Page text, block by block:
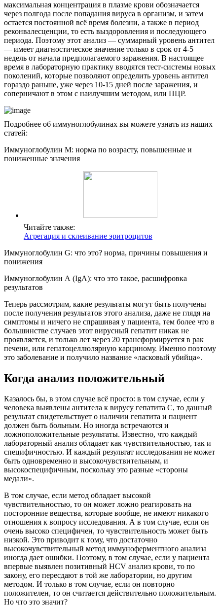
максимальная концентрация в плазме крови обозначается
через полгода после попадания вируса в организм, и затем
остается постоянной всё время болезни, а также в период
реконвалесценции, то есть выздоровления и последующего
периода. Поэтому этот анализ — суммарный уровень антител
— имеет диагностическое значение только в срок от 4-5
недель от начала предполагаемого заражения. В настоящее
время в лабораторную практику вводятся тест-системы новых
поколений, которые позволяют определить уровень антител
гораздо раньше, уже через 10-15 дней после заражения, и
соперничают в этом с наилучшим методом, или ПЦР.
Подробнее об иммуноглобулинах вы можете узнать из наших
статей:
Иммуноглобулин М: норма по возрасту, повышенные и
пониженные значения
Читайте также:
Агрегация и склеивание эритроцитов
Иммуноглобулин G: что это? норма, причины повышения и
понижения
Иммуноглобулин А (IgA): что это такое, расшифровка
результатов
Теперь рассмотрим, какие результаты могут быть получены
после получения результатов этого анализа, даже не глядя на
симптомы и ничего не спрашивая у пациента, тем более что в
большинстве случаев этот вирусный гепатит никак не
проявляется, и только лет через 20 трансформируется в рак
печени, или гепатоцеллюлярную карциному. Именно поэтому
это заболевание и получило название «ласковый убийца».
Когда анализ положительный
Казалось бы, в этом случае всё просто: в том случае, если у
человека выявлены антитела к вирусу гепатита C, то данный
результат свидетельствует о наличии гепатита и пациент
должен быть больным. Но иногда встречаются и
ложноположительные результаты. Известно, что каждый
лабораторный анализ обладает как чувствительностью, так и
специфичностью. И каждый результат исследования не может
быть одновременно и высокочувствительным, и
высокоспецифичным, поскольку это разные «стороны
медали».
В том случае, если метод обладает высокой
чувствительностью, то он может ложно реагировать на
посторонние вещества, которые вообще, не имеют никакого
отношения к вопросу исследования. А в том случае, если он
очень высоко специфичен, то чувствительность может быть
низкой. Это приводит к тому, что достаточно
высокочувствительный метод иммуноферментного анализа
иногда дает ошибки. Поэтому, в том случае, если у пациента
впервые выявлен позитивный HCV анализ крови, то по
закону, его пересдают в той же лаборатории, но другим
методом. И только в том случае, если он повторно
положителен, то он считается действительно положительным.
Но что это значит?